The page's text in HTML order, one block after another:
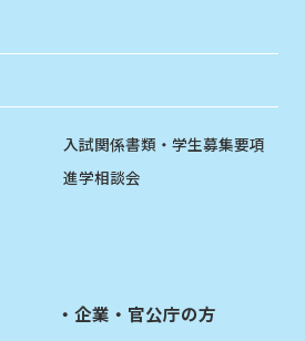
入試関係書類・学生募集要項
進学相談会
企業・官公庁の方